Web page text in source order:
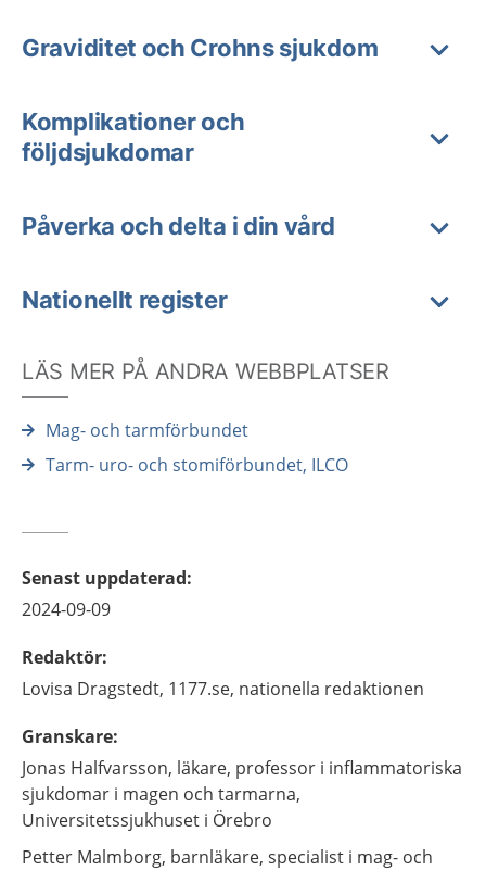
Graviditet och Crohns sjukdom
Komplikationer och
följdsjukdomar
Påverka och delta i din vård
Nationellt register
LÄS MER PÅ ANDRA WEBBPLATSER
Mag- och tarmförbundet
Tarm- uro- och stomiförbundet, ILCO
Senast uppdaterad:
2024-09-09
Redaktör:
Lovisa Dragstedt, 1177.se, nationella redaktionen
Granskare:
Jonas Halfvarsson, läkare, professor i inflammatoriska
sjukdomar i magen och tarmarna,
Universitetssjukhuset i Örebro
Petter Malmborg, barnläkare, specialist i mag- och